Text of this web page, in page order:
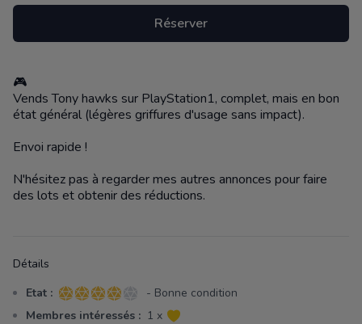
Réserver
Description
🎮
Vends Tony hawks sur PlayStation1, complet, mais en bon
état général (légères griffures d'usage sans impact).
Envoi rapide !
N'hésitez pas à regarder mes autres annonces pour faire
des lots et obtenir des réductions.
Détails
Etat : 4 sur 5 étoiles
- Bonne condition
Membres intéressés : 1 x